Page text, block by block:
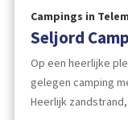
Campings in
Seljord
Op een heerlijke
gelegen camping
Heerlijk